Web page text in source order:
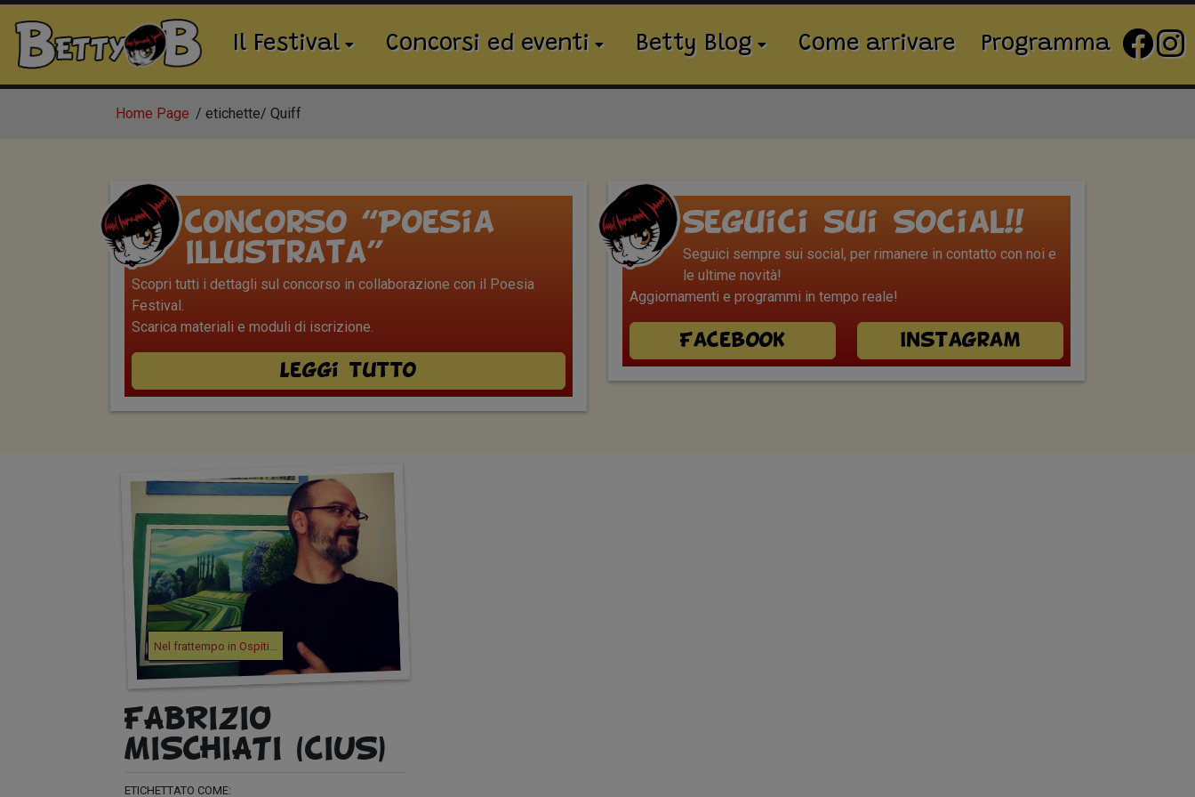
Il Festival Concorsi ed eventi Betty Blog Come arrivare Programma
Home Page etichette Quiff
Concorso “Poesia
Illustrata”
Scopri tutti i dettagli sul concorso in collaborazione con il Poesia
Festival.
Scarica materiali e moduli di iscrizione.
Leggi tutto
Seguici sui Social!!
Seguici sempre sui social, per rimanere in contatto con noi e
le ultime novità!
Aggiornamenti e programmi in tempo reale!
Facebook Instagram
Nel frattempo in Ospiti
FABRIZIO
MISCHIATI (CIUS)
ETICHETTATO COME: